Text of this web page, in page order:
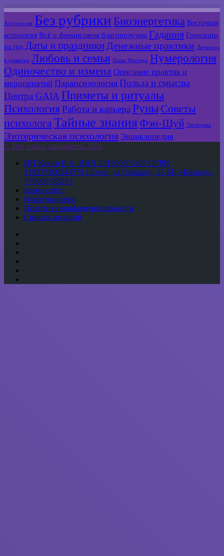
Астрология Без рубрики Биоэнергетика Восточная
астрология Всё о финансовом благополучии Гадания Гороскопы
на год Даты и праздники Денежные практики Личность
и развитие Любовь и семья Наши Мастера Нумерология
Одиночество и измена Описание практик и
мероприятий Парапсихология Польза и смыслы
Центра GAIA Приметы и ритуалы
ПсихологияРабота и карьера Руны Советы
психолога Тайные знания Фэн-Шуй Эзотерика
Эзотерическая психология Энциклопедия
© Все права защищены 2026
ИП Кекин Е.А. ИНН 231900603495 ОГРН
319237500243579 г.Сочи, ул.Горького, 26 БЦ «Каскад».
+79086788293
Карта сайта
Обратная связь
Политика конфиденциальности
Список желаний